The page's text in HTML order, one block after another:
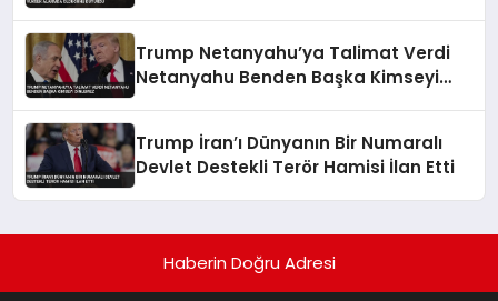
Trump Netanyahu’ya Talimat Verdi
Netanyahu Benden Başka Kimseyi
Trump İran’ı Dünyanın Bir Numaralı
Devlet Destekli Terör Hamisi İlan Etti
Haberin Doğru Adresi